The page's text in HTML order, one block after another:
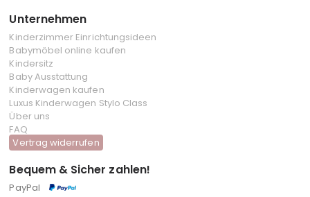
Unternehmen
Kinderzimmer Einrichtungsideen
Babymöbel online kaufen
Kindersitz
Baby Ausstattung
Kinderwagen kaufen
Luxus Kinderwagen Stylo Class
Über uns
FAQ
Vertrag widerrufen
Bequem & Sicher zahlen!
PayPal